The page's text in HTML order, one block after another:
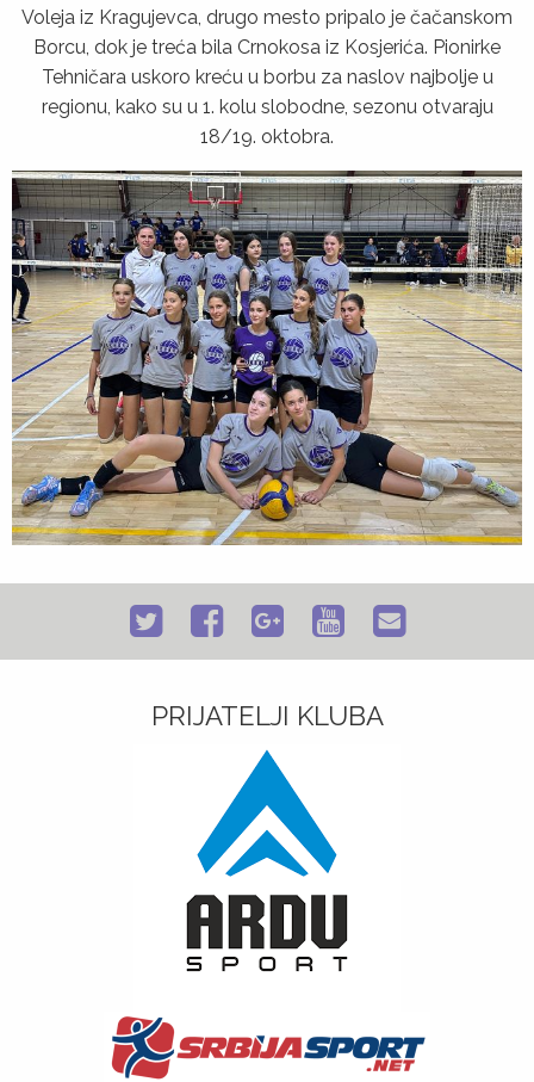
Voleja iz Kragujevca, drugo mesto pripalo je čačanskom
Borcu, dok je treća bila Crnokosa iz Kosjerića. Pionirke
Tehničara uskoro kreću u borbu za naslov najbolje u
regionu, kako su u 1. kolu slobodne, sezonu otvaraju
18/19. oktobra.
PRIJATELJI KLUBA